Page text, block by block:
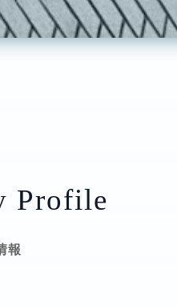
Profile
報